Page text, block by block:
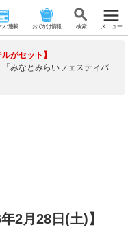
ス･連載 おでかけ情報 検 索 メニュー
がセット】
みなとみらいフェスティバ
2月28日(土)】